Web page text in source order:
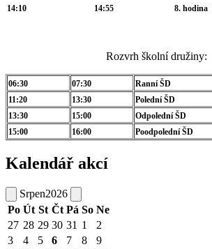
14:10
14:55 8. hodina
Rozvrh školní družiny:
06:30 07:30
Ranní ŠD
11:20
13:30
Polední ŠD
13:30
15:00
Odpolední ŠD
15:00
16:00 Poodpolední ŠD
Kalendář akcí
Srpen2026
Po Út St Čt Pá So Ne
27 28 29 30 31 1
2
3
4 5 6 7 8
9